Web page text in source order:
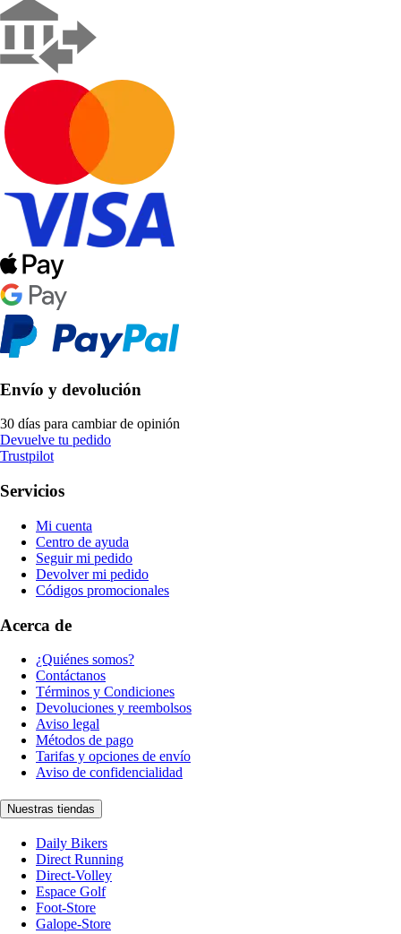
Envío y devolución
30 días para cambiar de opinión
Devuelve tu pedido
Trustpilot
Servicios
Mi cuenta
Centro de ayuda
Seguir mi pedido
Devolver mi pedido
Códigos promocionales
Acerca de
¿Quiénes somos?
Contáctanos
Términos y Condiciones
Devoluciones y reembolsos
Aviso legal
Métodos de pago
Tarifas y opciones de envío
Aviso de confidencialidad
Nuestras tiendas
Daily Bikers
Direct Running
Direct-Volley
Espace Golf
Foot-Store
Galope-Store